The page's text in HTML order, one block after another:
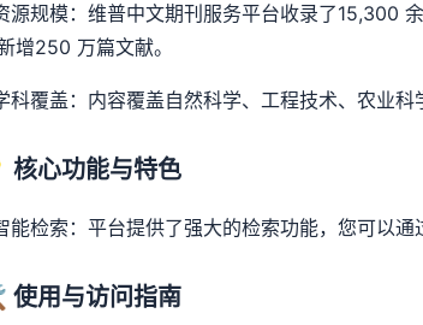
源规模：维普中文期刊服务平台收录了15,300
增250 万篇文献。
科覆盖：内容覆盖自然科学、工程技术、农业
核心功能与特色
能检索：平台提供了强大的检索功能，您可以通
用与访问指南